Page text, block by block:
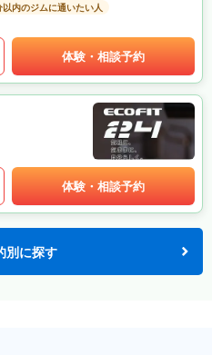
内のジムに通いたい人
体験・相談予約
体験・相談予約
別に探す